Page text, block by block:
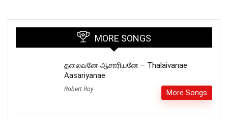
MORE SONGS
தலைவனே ஆசாரியனே – Thalaivanae
Aasariyanae
Robert Roy More Songs